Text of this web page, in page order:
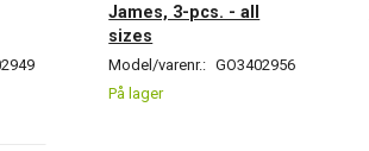
James, 3-pcs. - all
sizes
Model/varenr.: GO3402956
På lager